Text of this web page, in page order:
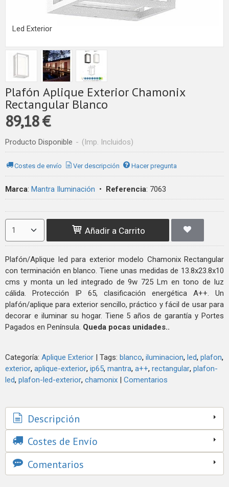
Led Exterior
Plafón Aplique Exterior Chamonix
Rectangular Blanco
89,18 €
Producto Disponible - (Imp. Incluidos)
Costes de envío Ver descripción Hacer pregunta
Marca: Mantra Iluminación • Referencia: 7063
Añadir a Carrito
Plafón/Aplique led para exterior modelo Chamonix Rectangular
con terminación en blanco. Tiene unas medidas de 13.8x23.8x10
cms y monta un led integrado de 9w 725 Lm en tono de luz
cálida. Protección IP 65, clasificación energética A++. Un
plafón/aplique para exterior sencillo, práctico y fácil de usar para
decorar e iluminar su hogar. Tiene 5 años de garantía y Portes
Pagados en Península. Queda pocas unidades..
Categoría: Aplique Exterior | Tags: blanco iluminacion led plafon
exterior aplique-exterior ip65 mantra a++ rectangular plafon-
led plafon-led-exterior chamonix | Comentarios
Descripción
Costes de Envío
Comentarios